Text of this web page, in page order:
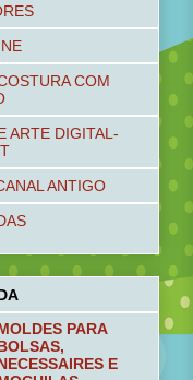
COM
ARTE DIGITAL-
ANTIGO
PARA
E